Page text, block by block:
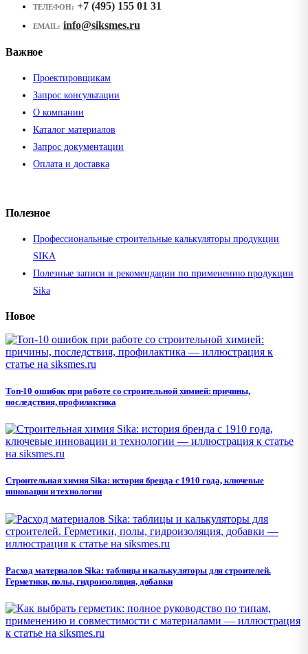
ТЕЛЕФОН: +7 (495) 155 01 31
EMAIL: info@siksmes.ru
Важное
Проектировщикам
Запрос консультации
О компании
Каталог материалов
Запрос документации
Оплата и доставка
Полезное
Профессиональные строительные калькуляторы продукции
SIKA
Полезные записи и рекомендации по применению продукции
Sika
Новое
Топ-10 ошибок при работе со строительной химией: причины,
последствия, профилактика
Строительная химия Sika: история бренда с 1910 года, ключевые
инновации и технологии
Расход материалов Sika: таблицы и калькуляторы для строителей.
Герметики, полы, гидроизоляция, добавки